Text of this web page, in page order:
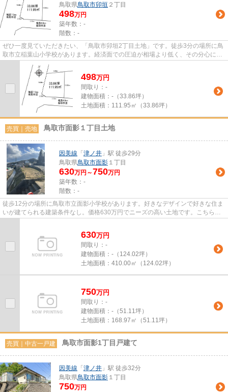
鳥取県鳥取市卯垣 ２丁目
498万円
築年数：-
階数：-
ぜひ一度見ていただきたい、「鳥取市卯垣2丁目土地」です。徒歩3分の場所に鳥
取市立稲葉山小学校があります。経済面での圧迫が相場より低く、その分心に余
裕が生まれる498万円の土地で...
498万円
間取り：-
建物面積： -（33.86坪）
土地面積： 111.95㎡（33.86坪）
売買｜売地 鳥取市面影１丁目土地
因美線 「津ノ井 」駅 徒歩29分
鳥取県鳥取市面影 １丁目
630万円～750万円
築年数：-
階数：-
徒歩12分の場所に鳥取市立面影小学校があります。好きなデザインで好きな住ま
いが建てられる建築条件なし。価格630万円でニーズの高い土地です。こちらの
土地は前面道路6m以上です。因...
630万円
間取り：-
建物面積： -（124.02坪）
土地面積： 410.00㎡（124.02坪）
750万円
間取り：-
建物面積： -（51.11坪）
土地面積： 168.97㎡（51.11坪）
売買｜中古一戸建 鳥取市面影1丁目戸建て
因美線 「津ノ井 」駅 徒歩32分
鳥取県鳥取市面影 １丁目
750万円